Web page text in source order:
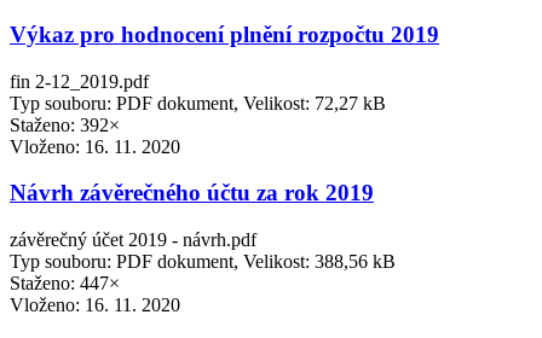
Výkaz pro hodnocení plnění rozpočtu 2019
fin 2-12_2019.pdf
Typ souboru: PDF dokument, Velikost: 72,27 kB
Staženo: 392×
Vloženo: 16. 11. 2020
Návrh závěrečného účtu za rok 2019
závěrečný účet 2019 - návrh.pdf
Typ souboru: PDF dokument, Velikost: 388,56 kB
Staženo: 447×
Vloženo: 16. 11. 2020